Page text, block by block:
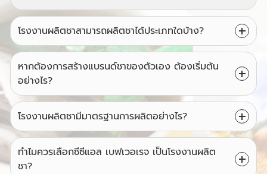
โรงงานผลิตชาสามารถผลิตชาได้ประเภทใดบ้าง?
หากต้องการสร้างแบรนด์ชาของตัวเอง ต้องเริ่มต้น
อย่างไร?
โรงงานผลิตชามีมาตรฐานการผลิตอย่างไร?
ทำไมควรเลือกซีซีแอล เบฟเวอเรจ เป็นโรงงานผลิต
ชา?